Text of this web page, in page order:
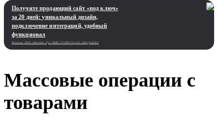
Получите продающий сайт «под ключ»
за 20 дней: уникальный дизайн,
подключение интеграций, удобный
функционал
Реклама. ООО «Инсейлс Рус»‎ ИНН 771484376 erid: 2Ranyo5dJeU
Массовые операции с
товарами